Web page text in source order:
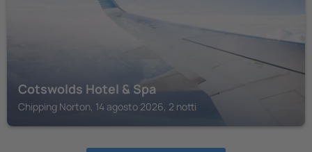
Cotswolds Hotel & Spa
Chipping Norton, 14 agosto 2026, 2 notti